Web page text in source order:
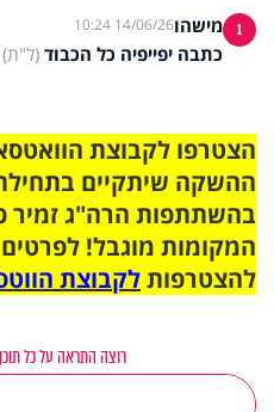
1 מישהו14/06/26 10:24
כתבה יפייפיה כל הכבוד (ל"ת)
ההשקה שיתקיים
בהשתתפות הרה"ג זמיר
המקומות מוגבל!
להצטרפותלקבוצת
רוצה התראה על כל